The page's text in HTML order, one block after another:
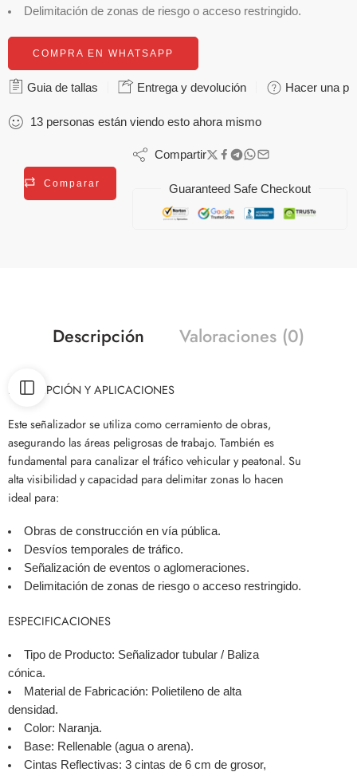
Delimitación de zonas de riesgo o acceso restringido.
COMPRA EN WHATSAPP
Guia de tallas Entrega y devolución Hacer una
13 personas están viendo esto ahora mismo
Comparar
Compartir
Guaranteed Safe Checkout
Descripción Valoraciones (0)
DESCRIPCIÓN Y APLICACIONES
Este señalizador se utiliza como cerramiento de obras,
asegurando las áreas peligrosas de trabajo. También es
fundamental para canalizar el tráfico vehicular y peatonal. Su
alta visibilidad y capacidad para delimitar zonas lo hacen
ideal para:
Obras de construcción en vía pública.
Desvíos temporales de tráfico.
Señalización de eventos o aglomeraciones.
Delimitación de zonas de riesgo o acceso restringido.
ESPECIFICACIONES
Tipo de Producto: Señalizador tubular / Baliza
cónica.
Material de Fabricación: Polietileno de alta
densidad.
Color: Naranja.
Base: Rellenable (agua o arena).
Cintas Reflectivas: 3 cintas de 6 cm de grosor,